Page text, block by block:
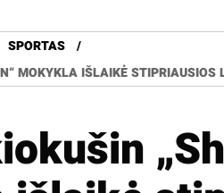
SPORTAS
MOKYKLA IŠLAIKĖ STIPRIAUSIOS